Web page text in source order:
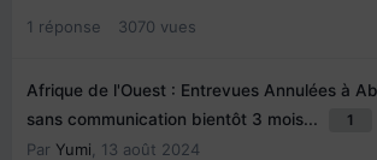
1 réponse 3070 vues
Afrique de l'Ouest : Entrevues Annulées à
sans communication bientôt 3 mois...
1
Par Yumi 13 août 2024